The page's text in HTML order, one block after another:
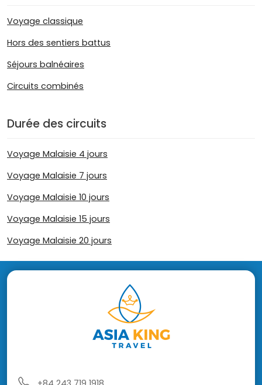
Voyage classique
Hors des sentiers battus
Séjours balnéaires
Circuits combinés
Durée des circuits
Voyage Malaisie 4 jours
Voyage Malaisie 7 jours
Voyage Malaisie 10 jours
Voyage Malaisie 15 jours
Voyage Malaisie 20 jours